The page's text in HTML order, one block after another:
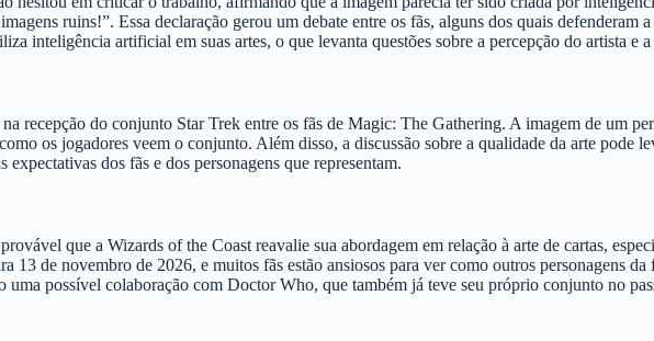
ruins!”. Essa declaração gerou um debate entre os fãs, alguns dos quais defenderam
inteligência artificial em suas artes, o que levanta questões sobre a percepção do artista e
recepção do conjunto Star Trek entre os fãs de Magic: The Gathering. A imagem de um
os jogadores veem o conjunto. Além disso, a discussão sobre a qualidade da arte pode
dos fãs e dos personagens que representam.
que a Wizards of the Coast reavalie sua abordagem em relação à arte de cartas,
13 de novembro de 2026, e muitos fãs estão ansiosos para ver como outros personagens
uma possível colaboração com Doctor Who, que também já teve seu próprio conjunto no